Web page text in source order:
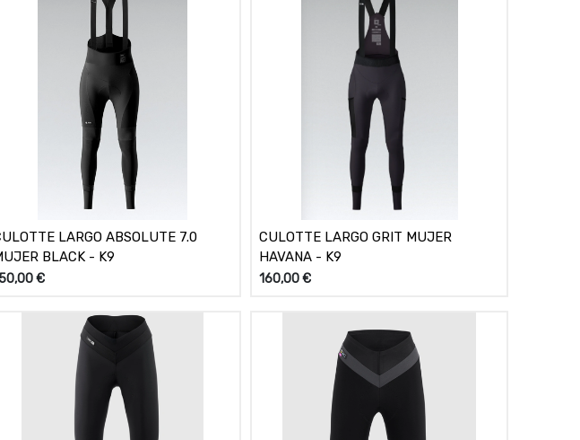
LARGO ABSOLUTE 7.0
BLACK - K9
€
CULOTTE LARGO GRIT MUJER
HAVANA - K9
160,00€